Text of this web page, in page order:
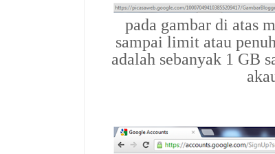
pada gambar di atas
sampai limit atau
adalah sebanyak 1 GB